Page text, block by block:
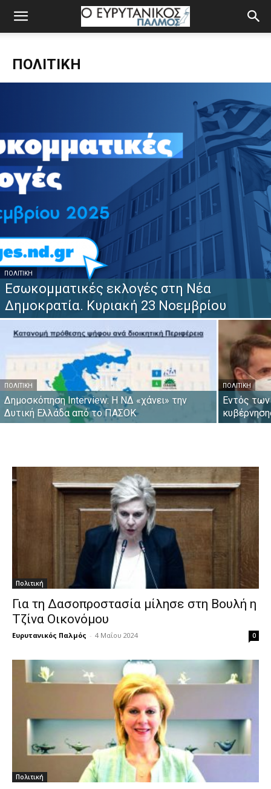
ΠΟΛΙΤΙΚΉ
ΠΟΛΙΤΙΚΉ
Εσωκομματικές εκλογές στη Νέα
Δημοκρατία. Κυριακή 23 Νοεμβρίου
ΠΟΛΙΤΙΚΉ
Δημοσκόπηση Interview: Η ΝΔ «χάνει» την
Δυτική Ελλάδα από το ΠΑΣΟΚ
ΠΟΛΙΤΙΚΉ
Εντός
Πολιτική
Για τη Δασοπροστασία μίλησε στη Βουλή η
Τζίνα Οικονόμου
Ευρυτανικός Παλμός - 4 Μαΐου 2024 0
Πολιτική